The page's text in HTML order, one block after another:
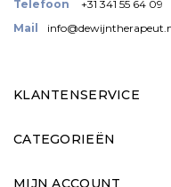
Telefoon
+31 341 55 64 09
Mail
KLANTENSERVICE
CATEGORIEËN
MIJN ACCOUNT